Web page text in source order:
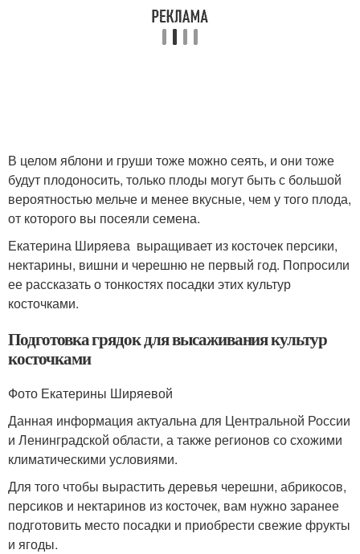
В целом яблони и груши тоже можно сеять, и они тоже
будут плодоносить, только плоды могут быть с большой
вероятностью мельче и менее вкусные, чем у того плода,
от которого вы посеяли семена.
Екатерина Ширяева выращивает из косточек персики,
нектарины, вишни и черешню не первый год. Попросили
ее рассказать о тонкостях посадки этих культур
косточками.
Подготовка грядок для высаживания культур
косточками
Фото Екатерины Ширяевой
Данная информация актуальна для Центральной России
и Ленинградской области, а также регионов со схожими
климатическими условиями.
Для того чтобы вырастить деревья черешни, абрикосов,
персиков и нектаринов из косточек, вам нужно заранее
подготовить место посадки и приобрести свежие фрукты
и ягоды.